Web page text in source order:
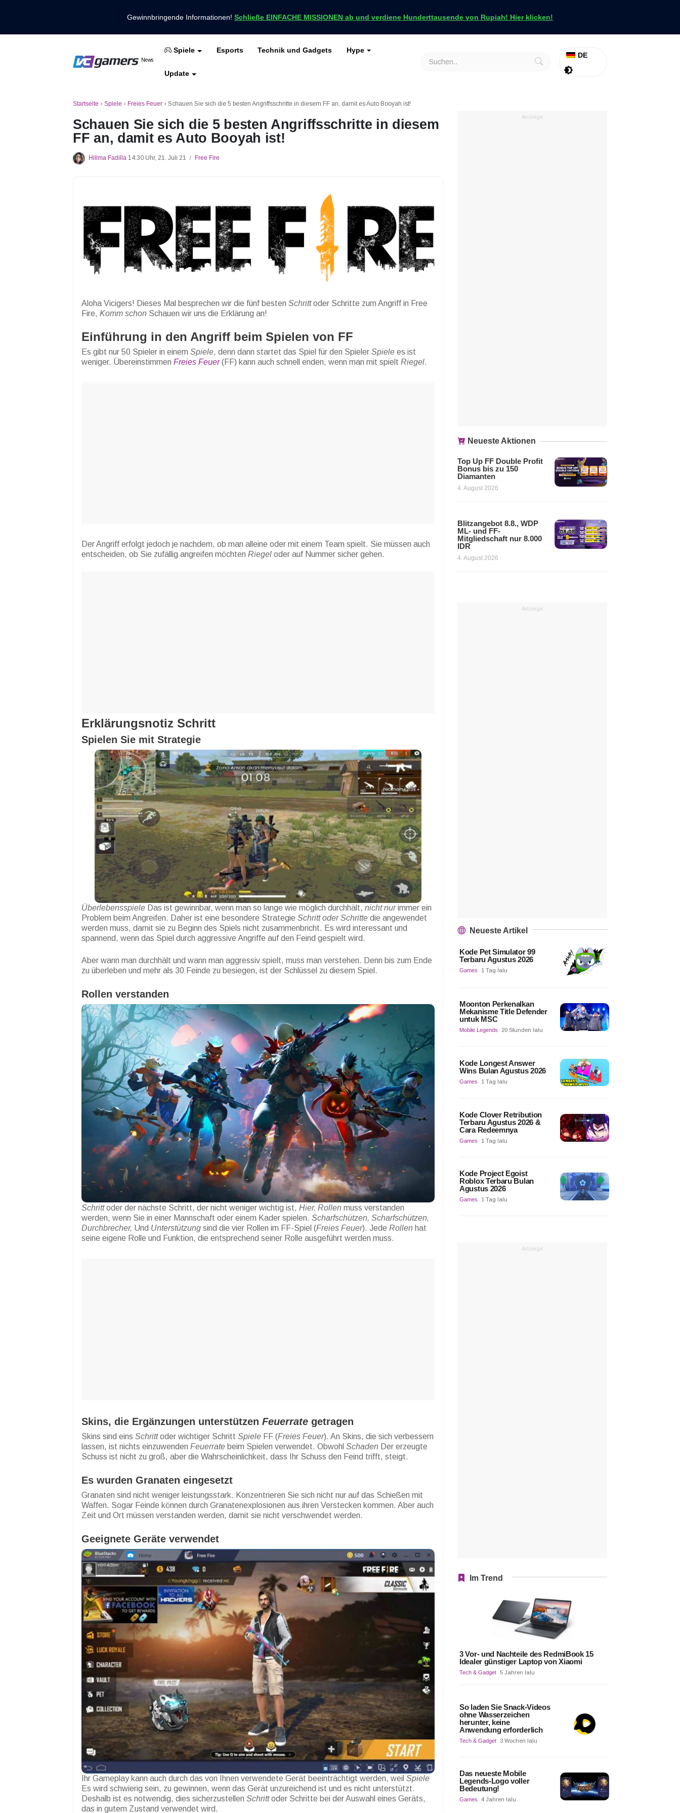
Gewinnbringende Informationen! Schließe EINFACHE MISSIONEN ab und verdiene Hunderttausende von Rupiah! Hier klicken!
VCGamers-Neuigkeiten
News
Holen Sie sich die neuesten Spielnachrichten nur bei VCGamers
Spiele Esports Technik und Gadgets Hype
Update
DE
Freies Feuer
Startseite › Spiele › Freies Feuer › Schauen Sie sich die 5 besten Angriffsschritte in diesem FF an, damit es Auto Booyah ist!
Schauen Sie sich die 5 besten Angriffsschritte in diesem
FF an, damit es Auto Booyah ist!
Hillma Fadilla 14:30 Uhr, 21. Juli 21 / Free Fire
Aloha Vicigers! Dieses Mal besprechen wir die fünf besten Schrittoder Schritte zum Angriff in Free
Fire, Komm schon Schauen wir uns die Erklärung an!
Einführung in den Angriff beim Spielen von FF
Es gibt nur 50 Spieler in einem Spiele, denn dann startet das Spiel für den Spieler Spiele es ist
weniger. Übereinstimmen Freies Feuer(FF) kann auch schnell enden, wenn man mit spielt Riegel.
Der Angriff erfolgt jedoch je nachdem, ob man alleine oder mit einem Team spielt. Sie müssen auch
entscheiden, ob Sie zufällig angreifen möchten Riegel oder auf Nummer sicher gehen.
Erklärungsnotiz Schritt
Spielen Sie mit Strategie
Überlebensspiele Das ist gewinnbar, wenn man so lange wie möglich durchhält, nicht nurimmer ein
Problem beim Angreifen. Daher ist eine besondere Strategie Schrittoder Schritte die angewendet
werden muss, damit sie zu Beginn des Spiels nicht zusammenbricht. Es wird interessant und
spannend, wenn das Spiel durch aggressive Angriffe auf den Feind gespielt wird.
Aber wann man durchhält und wann man aggressiv spielt, muss man verstehen. Denn bis zum Ende
zu überleben und mehr als 30 Feinde zu besiegen, ist der Schlüssel zu diesem Spiel.
Rollen verstanden
Schrittoder der nächste Schritt, der nicht weniger wichtig ist, Hier. Rollen muss verstanden
werden, wenn Sie in einer Mannschaft oder einem Kader spielen. Scharfschützen, Scharfschützen,
Durchbrecher, Und Unterstützung sind die vier Rollen im FF-Spiel (Freies Feuer). Jede Rollen hat
seine eigene Rolle und Funktion, die entsprechend seiner Rolle ausgeführt werden muss.
Skins, die Ergänzungen unterstützen Feuerrate getragen
Skins sind eins Schrittoder wichtiger Schritt Spiele FF (Freies Feuer). An Skins, die sich verbessern
lassen, ist nichts einzuwenden Feuerrate beim Spielen verwendet. Obwohl Schaden Der erzeugte
Schuss ist nicht zu groß, aber die Wahrscheinlichkeit, dass Ihr Schuss den Feind trifft, steigt.
Es wurden Granaten eingesetzt
Granaten sind nicht weniger leistungsstark. Konzentrieren Sie sich nicht nur auf das Schießen mit
Waffen. Sogar Feinde können durch Granatenexplosionen aus ihren Verstecken kommen. Aber auch
Zeit und Ort müssen verstanden werden, damit sie nicht verschwendet werden.
Geeignete Geräte verwendet
Ihr Gameplay kann auch durch das von Ihnen verwendete Gerät beeinträchtigt werden, weil Spiele
Es wird schwierig sein, zu gewinnen, wenn das Gerät unzureichend ist und es nicht unterstützt.
Deshalb ist es notwendig, dies sicherzustellen Schrittoder Schritte bei der Auswahl eines Geräts,
das in gutem Zustand verwendet wird.
Anzeige
Neueste Aktionen
Top Up FF Double Profit
Bonus bis zu 150
Diamanten
4. August 2026
Blitzangebot 8.8., WDP
ML- und FF-
Mitgliedschaft nur 8.000
IDR
4. August 2026
Anzeige
Neueste Artikel
Kode Pet Simulator 99
Terbaru Agustus 2026
Games 1 Tag lalu
Moonton Perkenalkan
Mekanisme Title Defender
untuk MSC
Mobile Legends 20 Stunden lalu
Kode Longest Answer
Wins Bulan Agustus 2026
Games 1 Tag lalu
Kode Clover Retribution
Terbaru Agustus 2026 &
Cara Redeemnya
Games 1 Tag lalu
Kode Project Egoist
Roblox Terbaru Bulan
Agustus 2026
Games 1 Tag lalu
Anzeige
Im Trend
3 Vor- und Nachteile des RedmiBook 15
Idealer günstiger Laptop von Xiaomi
Tech & Gadget 5 Jahren lalu
So laden Sie Snack-Videos
ohne Wasserzeichen
herunter, keine
Anwendung erforderlich
Tech & Gadget 3 Wochen lalu
Das neueste Mobile
Legends-Logo voller
Bedeutung!
Games 4 Jahren lalu